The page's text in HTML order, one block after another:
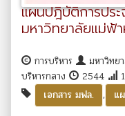
แผนปฎิบัติการปร
มหาวิทยาลัยแม่ฟ้
การบริหาร
มหาวิทย
บริหารกลาง
2544
เอกสาร มฟล.
, แ